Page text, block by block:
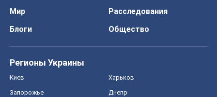
Мир
Расследования
Блоги
Общество
Регионы Украины
Киев Харьков
Запорожье Днепр